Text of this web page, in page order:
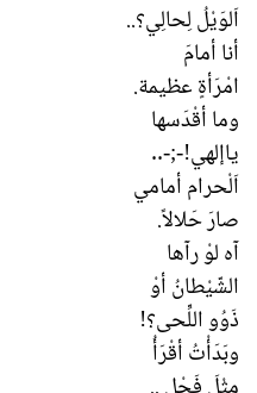
و
اَلوَيْلُ لِحالِي؟..
أنا أمامَ
امْرَأةٍ عظيمة.
وما أقْدَسها
ياإلهيǃ-;-..
اَلْحرام أمامي
صارَ حَلالاً.
آه لوْ رآها
الشّيْطانُ أوْ
ذَوُو اللِّحى؟ǃ
وبَدَأْتُ أقْرَأُ